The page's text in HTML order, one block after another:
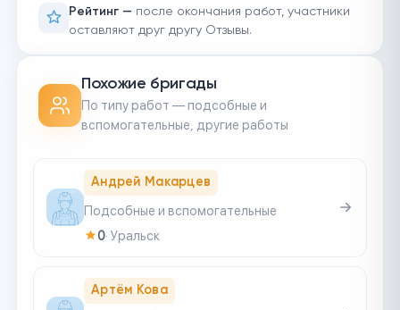
Рейтинг — после окончания работ, участники
оставляют друг другу Отзывы.
Похожие бригады
По типу работ — подсобные и
вспомогательные, другие работы
Андрей Макарцев
Подсобные и вспомогательные
0· Уральск
Артём Кова